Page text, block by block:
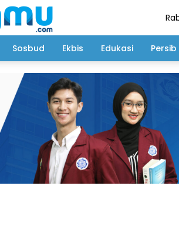
Sosbud Ekbis Edukasi Persib